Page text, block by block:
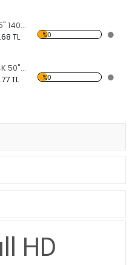
YE-55GFSG8-4K 55" 140 Ekran UHD 4K Google TV Lisanslı
TL %0
YE-50020GFSG5-4K 50" 127 Ekran UHD 4K Google Android TV Lisanslı
TL %0
HD